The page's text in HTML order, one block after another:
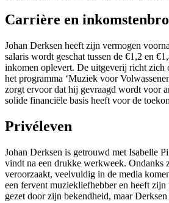
Carrière en
Johan Derksen heeft zijn vermogen
salaris wordt geschat tussen de €1,2 en
inkomen oplevert. De uitgeverij richt zich
het programma ‘Muziek voor
zorgt ervoor dat hij gevraagd wordt voor
solide financiële basis heeft voor de
Privéleven
Johan Derksen is getrouwd met Isabelle
vindt na een drukke werkweek. Ondanks
veroorzaakt, veelvuldig in de media
een fervent muziekliefhebber en heeft
gezet door zijn bekendheid, maar